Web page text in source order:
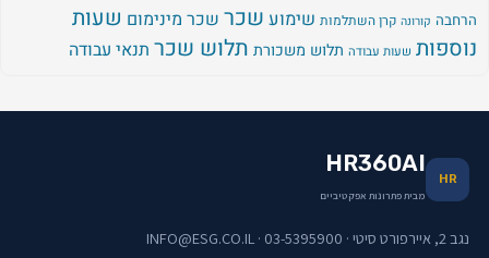
הרחבה קורונה קרן השתלמות שימועשכרשכר מינימוםשעות
נוספות שעות עבודה תלוש משכורתתלוש שכרתנאי עבודה
HR
HR360AI
מבית פתרונות אפקטיביים
נגב 2, איירפורט סיטי · 03-5395900 · INFO@ESG.CO.IL